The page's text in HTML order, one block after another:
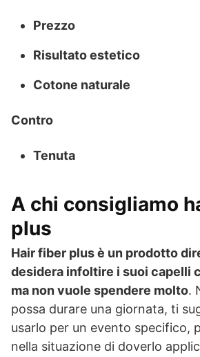
Prezzo
Risultato estetico
Cotone naturale
Contro
Tenuta
A chi consigliamo
plus
Hair fiber plus è un prodotto
desidera infoltire i suoi capelli
ma non vuole spendere molto.
possa durare una giornata, ti
usarlo per un evento specifico,
nella situazione di doverlo